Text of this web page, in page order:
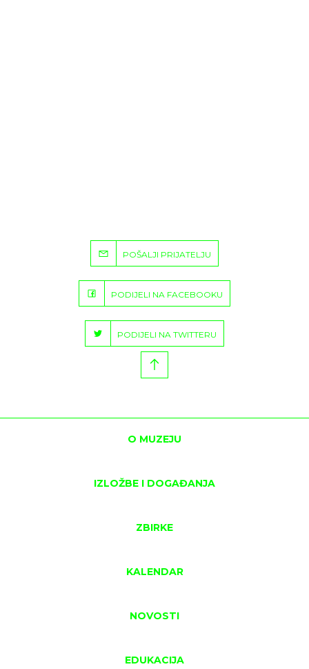
POŠALJI PRIJATELJU
PODIJELI NA FACEBOOKU
PODIJELI NA TWITTERU
O MUZEJU
IZLOŽBE I DOGAĐANJA
ZBIRKE
KALENDAR
NOVOSTI
EDUKACIJA